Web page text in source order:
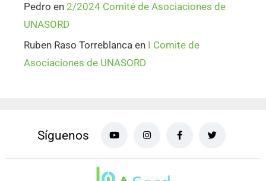
Pedro en 2/2024 Comité de Asociaciones de
UNASORD
Ruben Raso Torreblanca en I Comite de
Asociaciones de UNASORD
Síguenos